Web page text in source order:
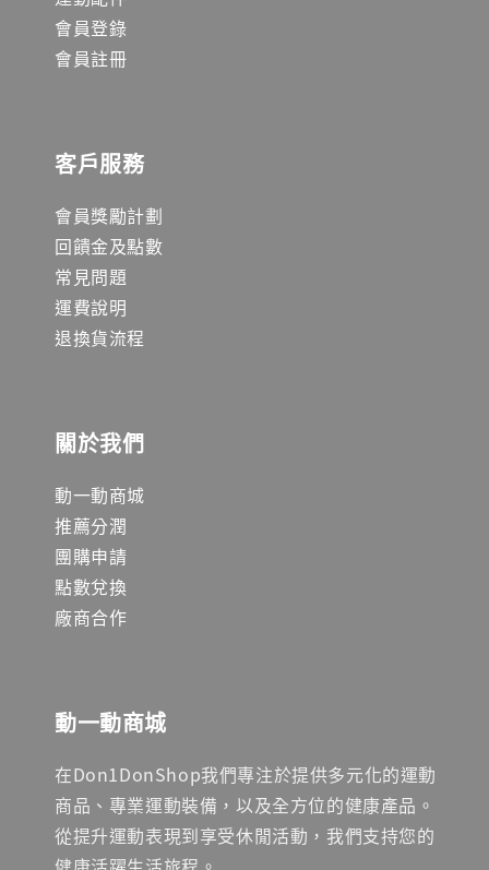
會員登錄
會員註冊
客戶服務
會員獎勵計劃
回饋金及點數
常見問題
運費說明
退換貨流程
關於我們
動一動商城
推薦分潤
團購申請
點數兌換
廠商合作
動一動商城
在Don1DonShop我們專注於提供多元化的運動
商品、專業運動裝備，以及全方位的健康產品。
從提升運動表現到享受休閒活動，我們支持您的